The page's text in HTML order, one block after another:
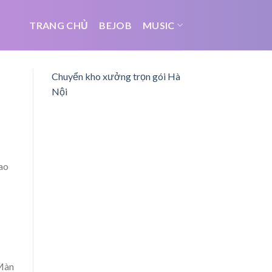
TRANG CHỦ BEJOB MUSIC
Chuyển kho xưởng trọn gói Hà
Nội